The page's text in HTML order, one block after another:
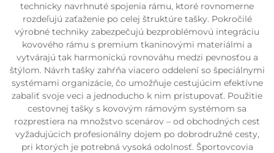
technicky navrhnuté spojenia rámu, ktoré rovnomerne
rozdeľujú zaťaženie po celej štruktúre tašky. Pokročilé
výrobné techniky zabezpečujú bezproblémovú integráciu
kovového rámu s premium tkaninovými materiálmi a
vytvárajú tak harmonickú rovnováhu medzi pevnosťou a
štýlom. Návrh tašky zahŕňa viacero oddelení so špeciálnymi
systémami organizácie, čo umožňuje cestujúcim efektívne
zabaliť svoje veci a jednoducho k nim pristupovať. Použitie
cestovnej tašky s kovovým rámovým systémom sa
rozprestiera na množstvo scenárov – od obchodných cest
vyžadujúcich profesionálny dojem po dobrodružné cesty,
pri ktorých je potrebná vysoká odolnosť. Športovcovia